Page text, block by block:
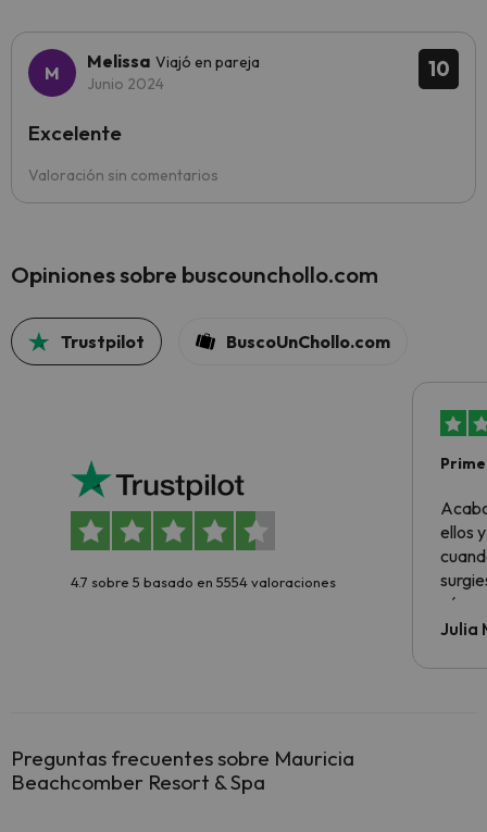
10
Melissa Viajó en pareja
Junio 2024
Valoración sin comentarios
Excelente
Opiniones sobre buscounchollo.com
Trustpilot BuscoUnChollo.com
4.7 sobre 5 basado en 5554 valoraciones
ellos
todo
Julia
Preguntas frecuentes sobre Mauricia
Beachcomber Resort & Spa